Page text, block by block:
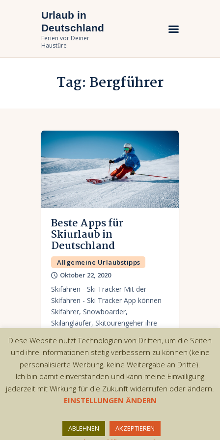
Urlaub in
Deutschland
Ferien vor Deiner
Haustüre
Tag: Bergführer
Urlaub in Deutschland
Ferien vor Deiner Haustüre
Urlaub zuhause
Bundesländer
Beste Apps für
Skiurlaub in
Deutschland
Allgemeine Urlaubstipps
Oktober 22, 2020
Skifahren - Ski Tracker Mit der
Skifahren - Ski Tracker App können
Skifahrer, Snowboarder,
Skilangläufer, Skitourengeher ihre
Spuren, Höhen und Entfernung
messen, Pisten auf der Karte
markieren und…
Copyright © 2026 by AxiomThemes. All rights
reserved.
Diese Website nutzt Technologien von Dritten, um die Seiten
und ihre Informationen stetig verbessern zu können (keine
personalisierte Werbung, keine Weitergabe an Dritte).
Ich bin damit einverstanden und kann meine Einwilligung
jederzeit mit Wirkung für die Zukunft widerrufen oder ändern.
EINSTELLUNGEN ÄNDERN
ABLEHNEN AKZEPTIEREN